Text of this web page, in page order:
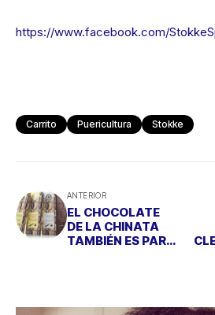
https://www.facebook.com/
Carrito Puericultura Stokke
ANTERIOR
EL CHOCOLATE
DE LA CHINATA
TAMBIÉN ES PARA